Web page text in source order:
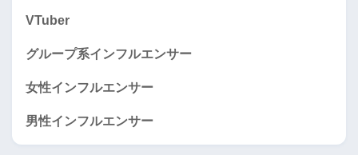
VTuber
グループ系インフルエンサー
女性インフルエンサー
男性インフルエンサー